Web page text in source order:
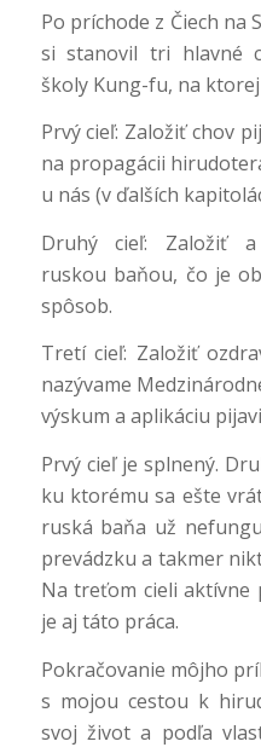
Po príchode z Čiech na
si stanovil tri hlavné
školy Kung-fu, na
Prvý cieľ: Založiť chov
na propagácii
u nás (v ďalších
Druhý cieľ: Založiť
ruskou baňou, čo je
spôsob.
Tretí cieľ: Založiť
nazývame
výskum a aplikáciu
Prvý cieľ je splnený.
ku ktorému sa ešte
ruská baňa už
prevádzku a takmer
Na treťom cieli aktívne
je aj táto práca.
Pokračovanie môjho
s mojou cestou k
svoj život a podľa